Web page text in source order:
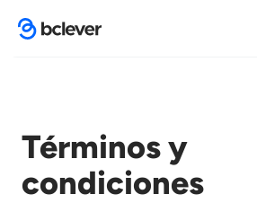
Funciones
Términos y
condiciones